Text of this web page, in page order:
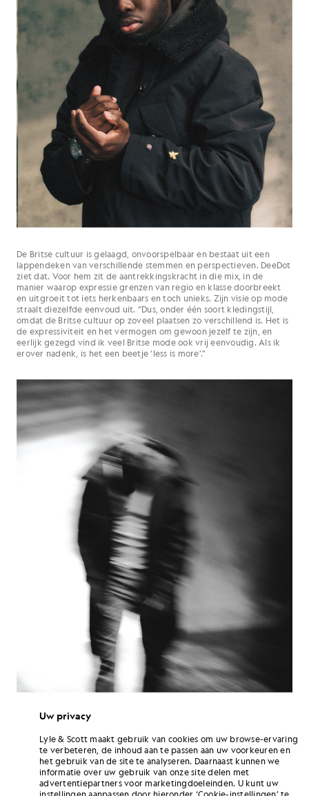
De Britse cultuur is gelaagd, onvoorspelbaar en bestaat uit een
lappendeken van verschillende stemmen en perspectieven. DeeDot
ziet dat. Voor hem zit de aantrekkingskracht in die mix, in de
manier waarop expressie grenzen van regio en klasse doorbreekt
en uitgroeit tot iets herkenbaars en toch unieks. Zijn visie op mode
straalt diezelfde eenvoud uit. “Dus, onder één soort kledingstijl,
omdat de Britse cultuur op zoveel plaatsen zo verschillend is. Het is
de expressiviteit en het vermogen om gewoon jezelf te zijn, en
eerlijk gezegd vind ik veel Britse mode ook vrij eenvoudig. Als ik
erover nadenk, is het een beetje ‘less is more’.”
Die helderheid kwam duidelijk naar voren voor de camera. Geen
trucjes, geen overgedreven gedachten, gewoon aanwezigheid. In
een zwart jasje met de steenarend die rustig op de mouw zat, gaf
DeeDot gestalte aan het idee van subtiele kracht. Hij weet je eraan
Uw privacy
Lyle & Scott maakt gebruik van cookies om uw browse-ervaring
te verbeteren, de inhoud aan te passen aan uw voorkeuren en
het gebruik van de site te analyseren. Daarnaast kunnen we
informatie over uw gebruik van onze site delen met
advertentiepartners voor marketingdoeleinden. U kunt uw
instellingen aanpassen door hieronder ‘Cookie-instellingen’ te